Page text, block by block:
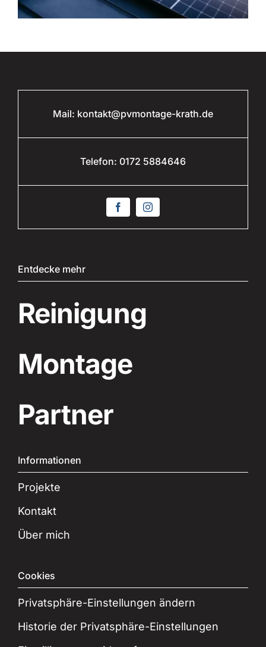
Mail: kontakt@pvmontage-krath.de
Telefon: 0172 5884646
Entdecke mehr
Reinigung
Montage
Partner
Informationen
Projekte
Kontakt
Über mich
Cookies
Privatsphäre-Einstellungen ändern
Historie der Privatsphäre-Einstellungen